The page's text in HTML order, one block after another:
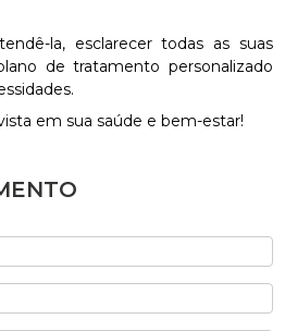
la, esclarecer todas as suas
de tratamento personalizado
em sua saúde e bem-estar!